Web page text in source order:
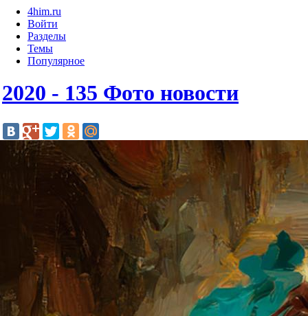
4him.ru
Войти
Разделы
Темы
Популярное
2020 - 135 Фото новости